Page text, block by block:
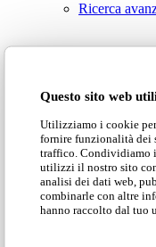
Questo sito web
Utilizziamo i cookie
fornire funzionalità dei
traffico. Condividiamo
utilizzi il nostro sito
analisi dei dati web,
combinarle con altre
hanno raccolto dal tuo
Ricerca
Groove
Tracks
Domingo Salotti
61121 Pesaro (PU)
© Domingo | P.
Privacy Policy